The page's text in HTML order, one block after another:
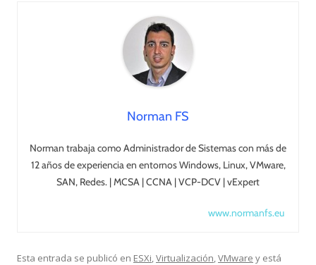
Norman FS
Norman trabaja como Administrador de Sistemas con más de
12 años de experiencia en entornos Windows, Linux, VMware,
SAN, Redes. | MCSA | CCNA | VCP-DCV | vExpert
www.normanfs.eu
Esta entrada se publicó en ESXi,Virtualización,VMware y está